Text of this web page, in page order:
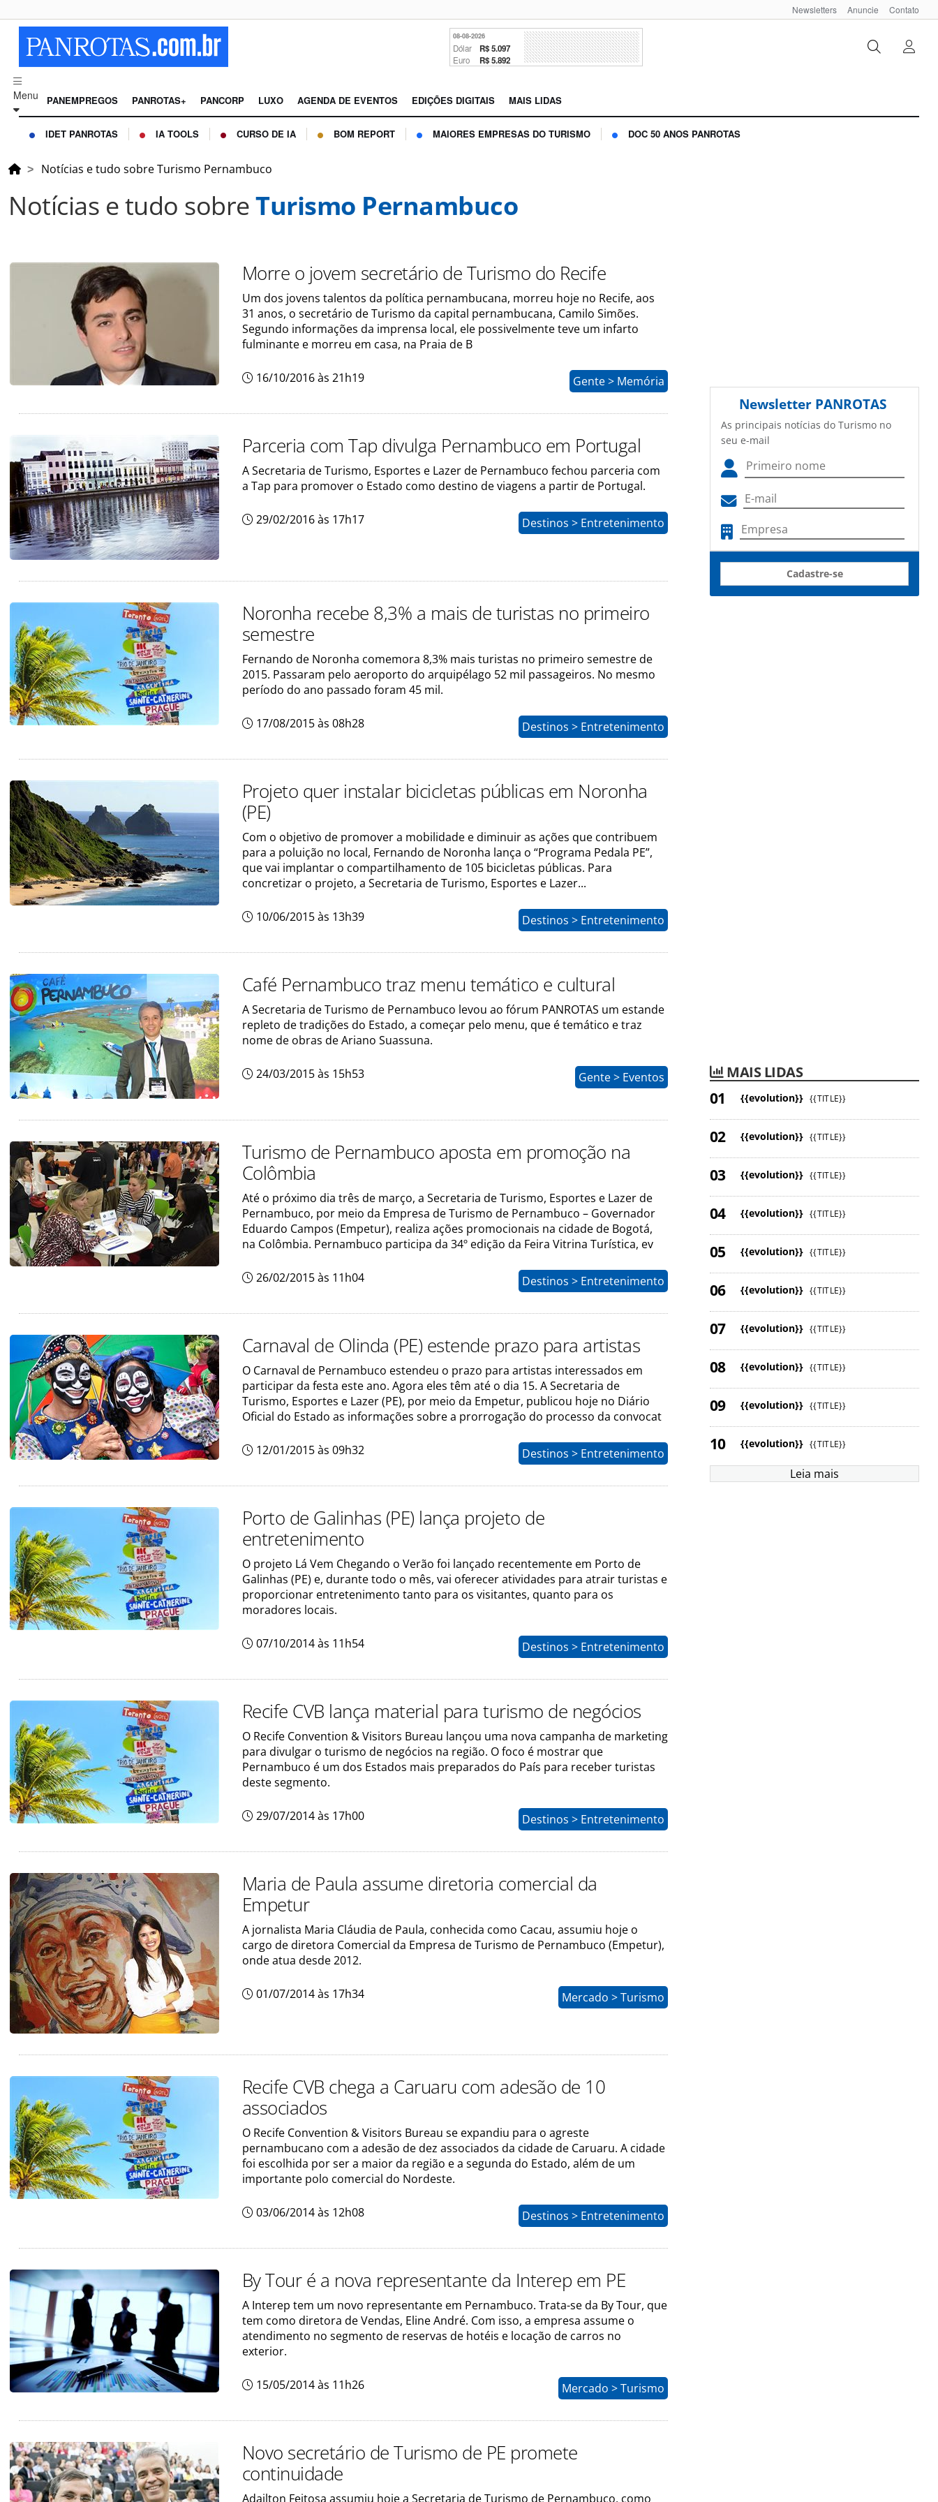
Newsletters Anuncie Contato
08-08-2026
Dólar R$ 5.097
Euro R$ 5.892
Menu PANEMPREGOS PANROTAS+ PANCORP LUXO AGENDA DE EVENTOS EDIÇÕES DIGITAIS MAIS LIDAS
IDET PANROTAS IA TOOLS CURSO DE IA BOM REPORT MAIORES EMPRESAS DO TURISMO DOC 50 ANOS PANROTAS
Notícias e tudo sobre Turismo Pernambuco
Notícias e tudo sobreTurismo Pernambuco
Morre o jovem secretário de Turismo do Recife
Um dos jovens talentos da política pernambucana, morreu hoje no Recife, aos
31 anos, o secretário de Turismo da capital pernambucana, Camilo Simões.
Segundo informações da imprensa local, ele possivelmente teve um infarto
fulminante e morreu em casa, na Praia de B
16/10/2016 às 21h19 Gente > Memória
Parceria com Tap divulga Pernambuco em Portugal
A Secretaria de Turismo, Esportes e Lazer de Pernambuco fechou parceria com
a Tap para promover o Estado como destino de viagens a partir de Portugal.
29/02/2016 às 17h17 Destinos > Entretenimento
Noronha recebe 8,3% a mais de turistas no primeiro
semestre
Fernando de Noronha comemora 8,3% mais turistas no primeiro semestre de
2015. Passaram pelo aeroporto do arquipélago 52 mil passageiros. No mesmo
período do ano passado foram 45 mil.
17/08/2015 às 08h28 Destinos > Entretenimento
Projeto quer instalar bicicletas públicas em Noronha
(PE)
Com o objetivo de promover a mobilidade e diminuir as ações que contribuem
para a poluição no local, Fernando de Noronha lança o “Programa Pedala PE”,
que vai implantar o compartilhamento de 105 bicicletas públicas. Para
concretizar o projeto, a Secretaria de Turismo, Esportes e Lazer...
10/06/2015 às 13h39 Destinos > Entretenimento
Café Pernambuco traz menu temático e cultural
A Secretaria de Turismo de Pernambuco levou ao fórum PANROTAS um estande
repleto de tradições do Estado, a começar pelo menu, que é temático e traz
nome de obras de Ariano Suassuna.
24/03/2015 às 15h53 Gente > Eventos
Turismo de Pernambuco aposta em promoção na
Colômbia
Até o próximo dia três de março, a Secretaria de Turismo, Esportes e Lazer de
Pernambuco, por meio da Empresa de Turismo de Pernambuco – Governador
Eduardo Campos (Empetur), realiza ações promocionais na cidade de Bogotá,
na Colômbia. Pernambuco participa da 34º edição da Feira Vitrina Turística, ev
26/02/2015 às 11h04 Destinos > Entretenimento
Carnaval de Olinda (PE) estende prazo para artistas
O Carnaval de Pernambuco estendeu o prazo para artistas interessados em
participar da festa este ano. Agora eles têm até o dia 15. A Secretaria de
Turismo, Esportes e Lazer (PE), por meio da Empetur, publicou hoje no Diário
Oficial do Estado as informações sobre a prorrogação do processo da convocat
12/01/2015 às 09h32 Destinos > Entretenimento
Porto de Galinhas (PE) lança projeto de
entretenimento
O projeto Lá Vem Chegando o Verão foi lançado recentemente em Porto de
Galinhas (PE) e, durante todo o mês, vai oferecer atividades para atrair turistas e
proporcionar entretenimento tanto para os visitantes, quanto para os
moradores locais.
07/10/2014 às 11h54 Destinos > Entretenimento
Recife CVB lança material para turismo de negócios
O Recife Convention & Visitors Bureau lançou uma nova campanha de marketing
para divulgar o turismo de negócios na região. O foco é mostrar que
Pernambuco é um dos Estados mais preparados do País para receber turistas
deste segmento.
29/07/2014 às 17h00 Destinos > Entretenimento
Maria de Paula assume diretoria comercial da
Empetur
A jornalista Maria Cláudia de Paula, conhecida como Cacau, assumiu hoje o
cargo de diretora Comercial da Empresa de Turismo de Pernambuco (Empetur),
onde atua desde 2012.
01/07/2014 às 17h34 Mercado > Turismo
Recife CVB chega a Caruaru com adesão de 10
associados
O Recife Convention & Visitors Bureau se expandiu para o agreste
pernambucano com a adesão de dez associados da cidade de Caruaru. A cidade
foi escolhida por ser a maior da região e a segunda do Estado, além de um
importante polo comercial do Nordeste.
03/06/2014 às 12h08 Destinos > Entretenimento
By Tour é a nova representante da Interep em PE
A Interep tem um novo representante em Pernambuco. Trata-se da By Tour, que
tem como diretora de Vendas, Eline André. Com isso, a empresa assume o
atendimento no segmento de reservas de hotéis e locação de carros no
exterior.
15/05/2014 às 11h26 Mercado > Turismo
Novo secretário de Turismo de PE promete
continuidade
Adailton Feitosa assumiu hoje a Secretaria de Turismo de Pernambuco, como
Newsletter PANROTAS
As principais notícias do Turismo no
seu e-mail
Cadastre-se
MAIS LIDAS
{{evolution}} {{TITLE}}
{{evolution}} {{TITLE}}
{{evolution}} {{TITLE}}
{{evolution}} {{TITLE}}
{{evolution}} {{TITLE}}
{{evolution}} {{TITLE}}
{{evolution}} {{TITLE}}
{{evolution}} {{TITLE}}
{{evolution}} {{TITLE}}
{{evolution}} {{TITLE}}
Leia mais